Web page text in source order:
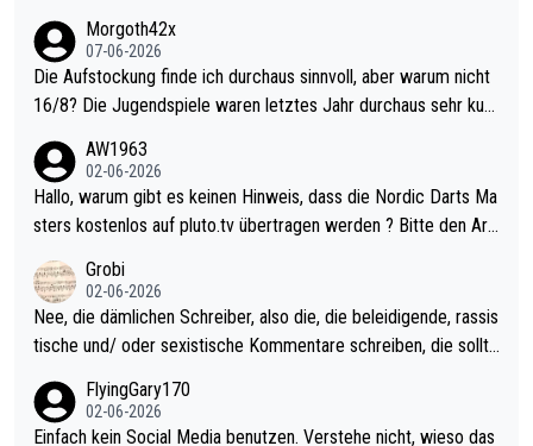
Morgoth42x
07-06-2026
Die Aufstockung finde ich durchaus sinnvoll, aber warum nicht
16/8? Die Jugendspiele waren letztes Jahr durchaus sehr kurz
Allerdings ist Mitchell Lawrie als Nummer 1 der Welt eh qualifi
ziert. Somit ändert die automatische Qualifikation des Weltmei
sters erstmal nichts. Ich denke sie wollen damit für nächstes J
ohl wenig WDF Turniere spielen. Dies war bei Archie Self letzt
es Jahr der Fall. Er musste als amtierender Weltmeister durch
den Qualifier und ich glaube kaum, dass Mitchel sich das (in Ve
gas) antun würde, wenn er doch eigentlich die PDC-WM als Zi
el hat.
AW1963
02-06-2026
Hallo, warum gibt es keinen Hinweis, dass die Nordic Darts Ma
sters kostenlos auf pluto.tv übertragen werden ? Bitte den Arti
Grobi
02-06-2026
Nee, die dämlichen Schreiber, also die, die beleidigende, rassis
tische und/ oder sexistische Kommentare schreiben, die sollte
s Leben in den Griff kriegen. Nur eins wundert mich: Luke Little
r war doch neulich erst derjenige, der über Social Media GvV p
FlyingGary170
02-06-2026
Einfach kein Social Media benutzen. Verstehe nicht, wieso das